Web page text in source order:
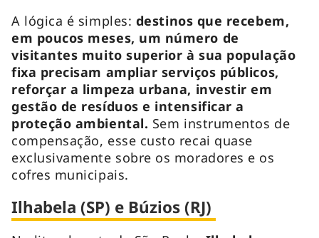
A lógica é simples: destinos que recebem,
em poucos meses, um número de
visitantes muito superior à sua população
fixa precisam ampliar serviços públicos,
reforçar a limpeza urbana, investir em
gestão de resíduos e intensificar a
proteção ambiental. Sem instrumentos de
compensação, esse custo recai quase
exclusivamente sobre os moradores e os
cofres municipais.
Ilhabela (SP) e Búzios (RJ)